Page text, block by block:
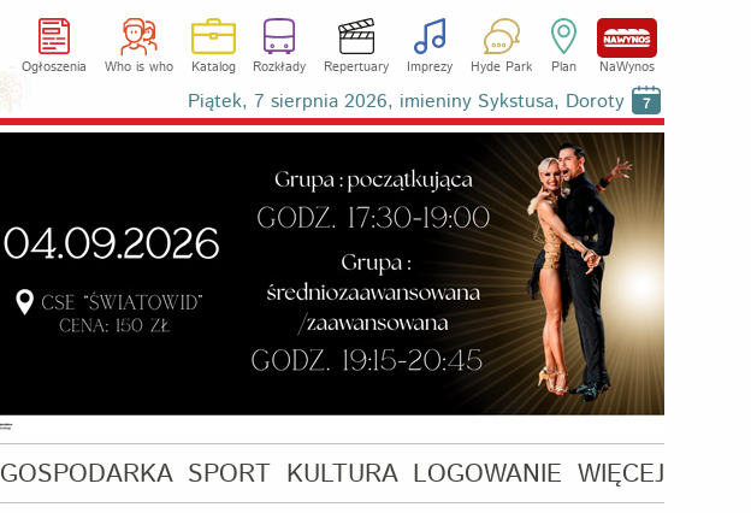
Ogłoszenia Who is who Katalog Rozkłady Repertuary Imprezy Hyde Park Plan NaWynos
Piątek, 7 sierpnia 2026, imieniny Sykstusa, Doroty 7
GOSPODARKA SPORT KULTURA LOGOWANIE WIĘCEJ